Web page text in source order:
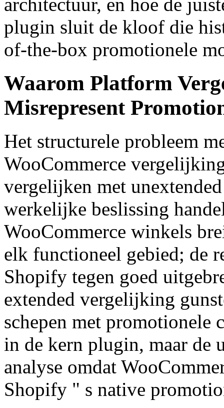
plugin sluit de kloof die
of-the-box promotionele
Waarom Platform
Misrepresent
Het structurele probleem
WooCommerce
vergelijken met
werkelijke beslissing
WooCommerce winkels
elk functioneel gebied; de
Shopify tegen goed
extended vergelijking
schepen met promotionele
in de kern plugin, maar de
analyse omdat
Shopify " s native